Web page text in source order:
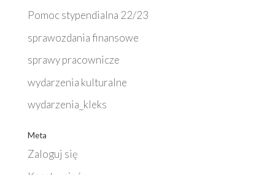
Pomoc stypendialna 22/23
sprawozdania finansowe
sprawy pracownicze
wydarzenia kulturalne
wydarzenia_kleks
Meta
Zaloguj się